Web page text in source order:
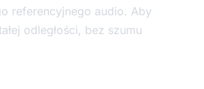
referencyjnego audio. Aby
odległości, bez szumu